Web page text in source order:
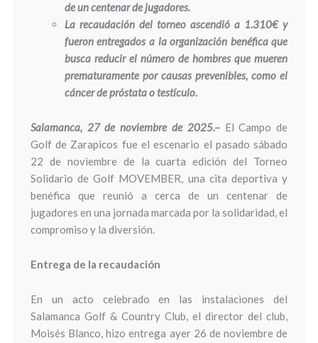
de un centenar de jugadores.
La recaudación del torneo ascendió a 1.310€ y
fueron entregados a la organización benéfica que
busca reducir el número de hombres que mueren
prematuramente por causas prevenibles, como el
cáncer de próstata o testículo.
Salamanca, 27 de noviembre de 2025.–El Campo de
Golf de Zarapicos fue el escenario el pasado sábado
22 de noviembre de la cuarta edición del Torneo
Solidario de Golf MOVEMBER, una cita deportiva y
benéfica que reunió a cerca de un centenar de
jugadores en una jornada marcada por la solidaridad, el
compromiso y la diversión.
Entrega de la recaudación
En un acto celebrado en las instalaciones del
Salamanca Golf & Country Club, el director del club,
Moisés Blanco, hizo entrega ayer 26 de noviembre de